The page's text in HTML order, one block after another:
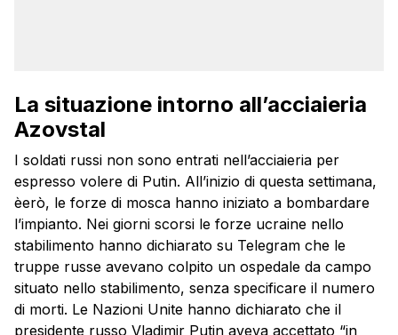
La situazione intorno all’acciaieria
Azovstal
I soldati russi non sono entrati nell’acciaieria per
espresso volere di Putin. All’inizio di questa settimana,
èerò, le forze di mosca hanno iniziato a bombardare
l’impianto. Nei giorni scorsi le forze ucraine nello
stabilimento hanno dichiarato su Telegram che le
truppe russe avevano colpito un ospedale da campo
situato nello stabilimento, senza specificare il numero
di morti. Le Nazioni Unite hanno dichiarato che il
presidente russo Vladimir Putin aveva accettato “in